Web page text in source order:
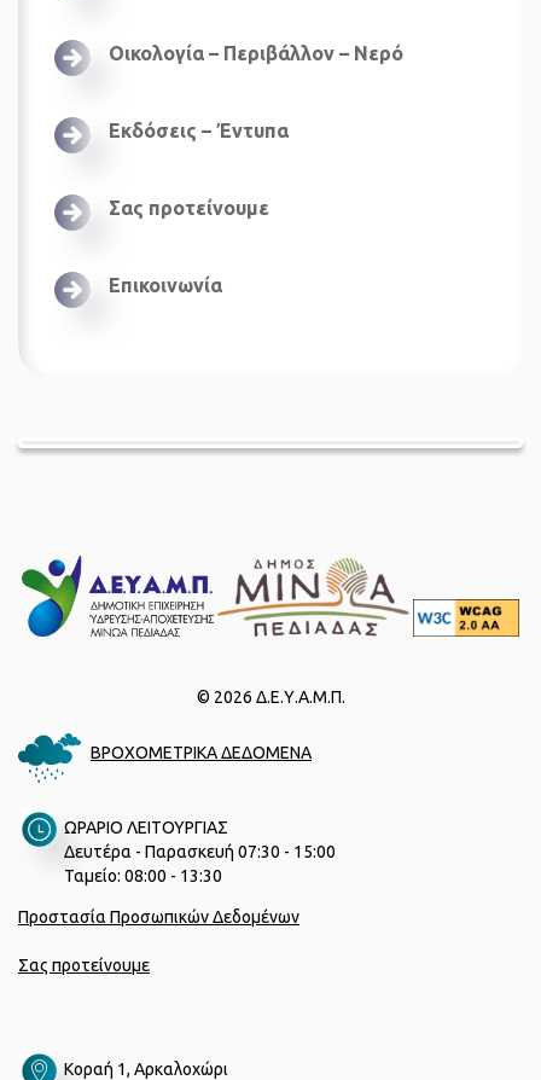
Οικολογία – Περιβάλλον – Νερό
Εκδόσεις – Έντυπα
Σας προτείνουμε
Επικοινωνία
© 2026 Δ.Ε.Υ.Α.Μ.Π.
ΒΡΟΧΟΜΕΤΡΙΚΑ ΔΕΔΟΜΕΝΑ
ΩΡΑΡΙΟ ΛΕΙΤΟΥΡΓΙΑΣ
Δευτέρα - Παρασκευή 07:30 - 15:00
Ταμείο: 08:00 - 13:30
Προστασία Προσωπικών Δεδομένων
Σας προτείνουμε
Κοραή 1, Αρκαλοχώρι